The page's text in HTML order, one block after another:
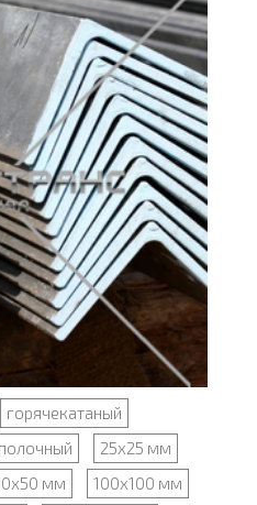
горячекатаный
25x25 мм
мм
100x100 мм